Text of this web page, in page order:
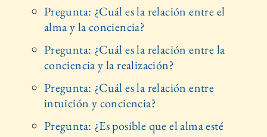
Pregunta: ¿Cuál es la relación entre el
alma y la conciencia?
Pregunta: ¿Cuál es la relación entre la
conciencia y la realización?
Pregunta: ¿Cuál es la relación entre
intuición y conciencia?
Pregunta: ¿Es posible que el alma esté